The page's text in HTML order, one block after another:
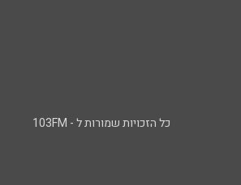
כל הזכויות שמורות ל - 103FM